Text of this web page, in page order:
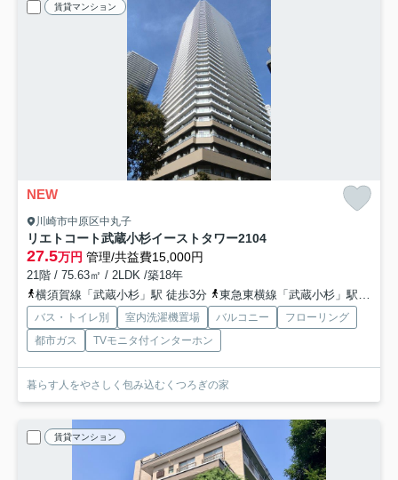
賃貸マンション
NEW
川崎市中原区中丸子
リエトコート武蔵小杉イーストタワー2104
27.5万円 管理/共益費15,000円
21階 / 75.63㎡ / 2LDK /築18年
横須賀線「武蔵小杉」駅 徒歩3分
東急東横線「武蔵小杉」駅 徒歩6分
バス・トイレ別 室内洗濯機置場 バルコニー
フローリング
都市ガス
TVモニタ付インターホン
暮らす人をやさしく包み込むくつろぎの家
賃貸マンション